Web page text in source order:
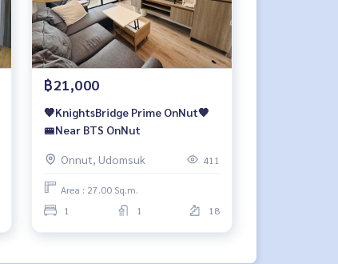
฿21,000
🧡KnightsBridge Prime OnNut🧡
🚝Near BTS OnNut
Onnut, Udomsuk 411
Area : 27.00 Sq.m.
1
1 18